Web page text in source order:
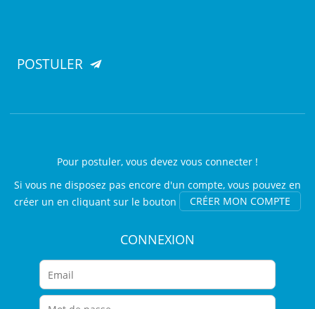
POSTULER
Pour postuler, vous devez vous connecter !
Si vous ne disposez pas encore d'un compte, vous pouvez en
créer un en cliquant sur le bouton
CRÉER MON COMPTE
CONNEXION